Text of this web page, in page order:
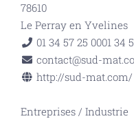
78610
Le Perray en Yvelines
01 34 57 25 0001 34
contact@sud-
http://sud-mat.com/
Entreprises / Industrie